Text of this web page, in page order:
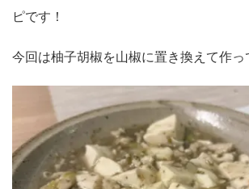
ピです！
今回は柚子胡椒を山椒に置き換えて作っ